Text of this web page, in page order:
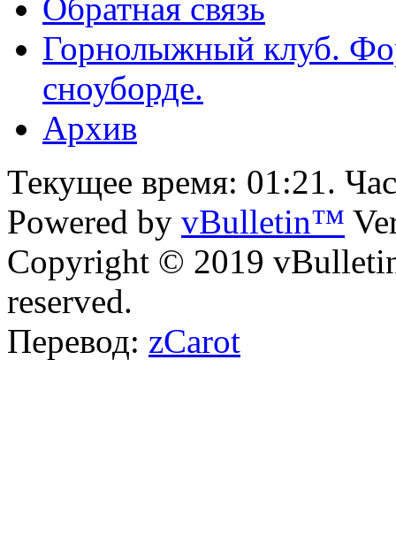
Обратная связь
Горнолыжный клуб.
сноуборде.
Архив
Текущее время: 01:21.
Powered by vBulletin™
Copyright © 2019
reserved.
Перевод: zCarot